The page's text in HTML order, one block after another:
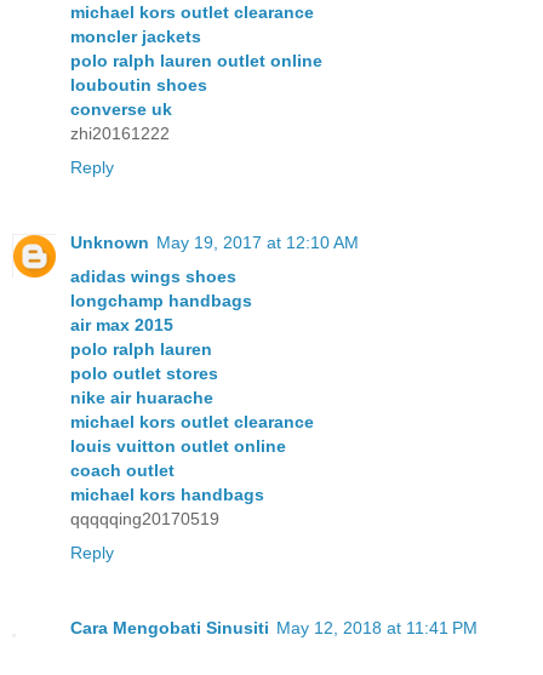
michael kors outlet clearance
moncler jackets
polo ralph lauren outlet online
louboutin shoes
converse uk
zhi20161222
Reply
Unknown May 19, 2017 at 12:10 AM
adidas wings shoes
longchamp handbags
air max 2015
polo ralph lauren
polo outlet stores
nike air huarache
michael kors outlet clearance
louis vuitton outlet online
coach outlet
michael kors handbags
qqqqqing20170519
Reply
Cara Mengobati Sinusiti May 12, 2018 at 11:41 PM